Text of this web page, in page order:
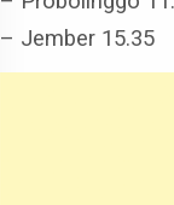
– Jember 15.35